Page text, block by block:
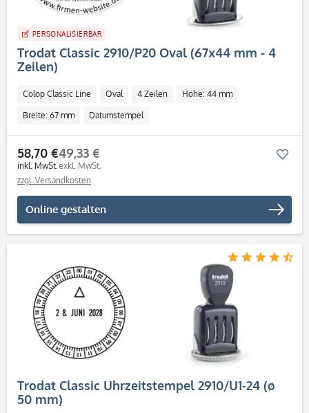
PERSONALISIERBAR
Trodat Classic 2910/P20 Oval (67x44 mm - 4
Zeilen)
Colop Classic Line Oval 4 Zeilen Höhe: 44 mm
Breite: 67 mm Datumstempel
58,70 €
inkl. MwSt.
49,33 €
exkl. MwSt.
zzgl. Versandkosten
Online gestalten
Trodat Classic Uhrzeitstempel 2910/U1-24 (ø
50 mm)